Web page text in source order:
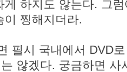
게 하지도 않는다. 그
이 찡해지더라.
필시 국내에서 DVD
않겠다. 궁금하면